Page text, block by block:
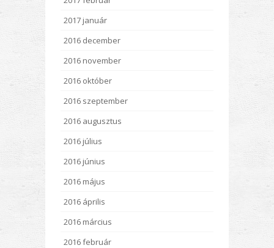
2017 január
2016 december
2016 november
2016 október
2016 szeptember
2016 augusztus
2016 július
2016 június
2016 május
2016 április
2016 március
2016 február